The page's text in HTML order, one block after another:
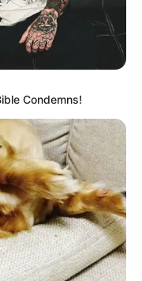
Condemns!